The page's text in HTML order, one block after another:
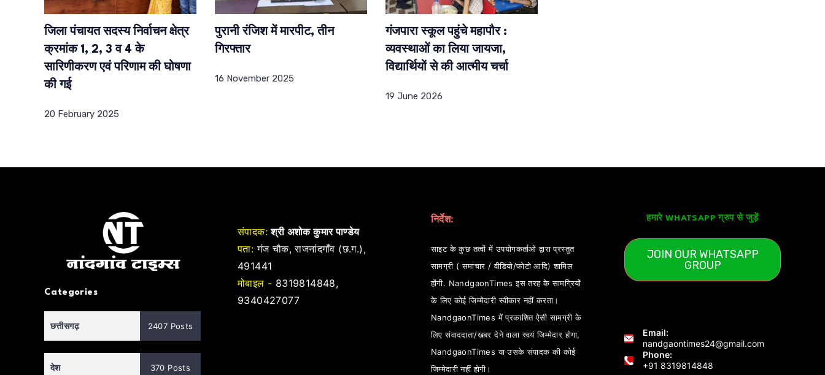
जिला पंचायत सदस्य निर्वाचन क्षेत्र
क्रमांक 1, 2, 3 व 4 के
सारिणीकरण एवं परिणाम की घोषणा
की गई
20 February 2025
पुरानी रंजिश में मारपीट, तीन
गिरफ्तार
16 November 2025
गंजपारा स्कूल पहुंचे महापौर :
व्यवस्थाओं का लिया जायजा,
विद्यार्थियों से की आत्मीय चर्चा
19 June 2026
Categories
छत्तीसगढ़ 2407 Posts
देश 370 Posts
संपादक: श्री अशोक कुमार पाण्डेय
पता: गंज चौक, राजनांदगाँव (छ.ग.),
491441
मोबाइल - 8319814848,
9340427077
निर्देश:
साइट के कुछ तत्वों में उपयोगकर्ताओं द्वारा प्रस्तुत
सामग्री ( समाचार / वीडियो/फोटो आदि) शामिल
होंगी. NandgaonTimes इस तरह के सामग्रियों
के लिए कोई जिम्मेदारी स्वीकार नहीं करता।
NandgaonTimes में प्रकाशित ऐसी सामग्री के
लिए संवाददाता/खबर देने वाला स्वयं जिम्मेदार होगा,
NandgaonTimes या उसके संपादक की कोई
जिम्मेदारी नहीं होगी।
हमारे WHATSAPP ग्रुप से जुड़ें
JOIN OUR WHATSAPP
GROUP
Email:
nandgaontimes24@gmail.com
Phone:
+91 8319814848